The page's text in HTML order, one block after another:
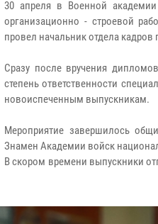
30 апреля в Военной
организационно - строевой
провел начальник отдела
Сразу после вручения
степень ответственности
новоиспеченным выпускникам.
Мероприятие завершилось
Знамен Академии войск
В скором времени выпускники